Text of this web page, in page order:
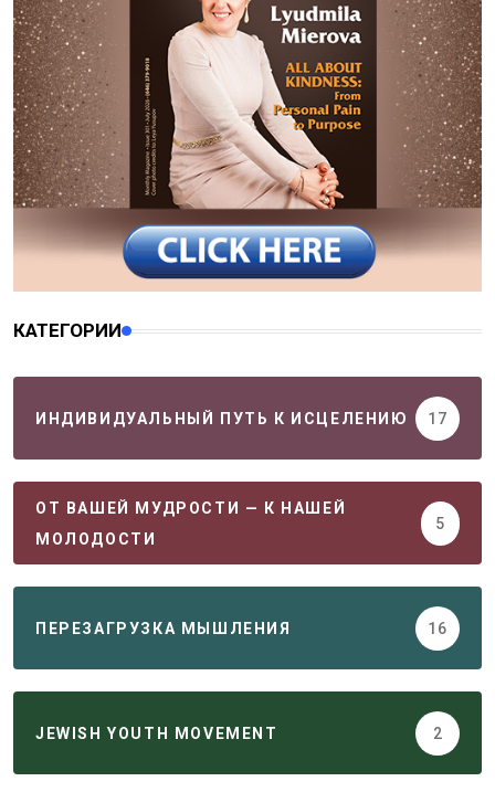
КАТЕГОРИИ
ИНДИВИДУАЛЬНЫЙ ПУТЬ К ИСЦЕЛЕНИЮ 17
ОТ ВАШЕЙ МУДРОСТИ — К НАШЕЙ
МОЛОДОСТИ
5
ПЕРЕЗАГРУЗКА МЫШЛЕНИЯ 16
JEWISH YOUTH MOVEMENT 2